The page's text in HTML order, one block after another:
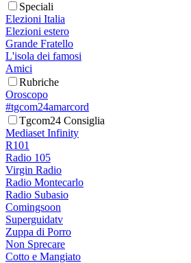
Speciali
Elezioni Italia
Elezioni estero
Grande Fratello
L'isola dei famosi
Amici
Rubriche
Oroscopo
#tgcom24amarcord
Tgcom24 Consiglia
Mediaset Infinity
R101
Radio 105
Virgin Radio
Radio Montecarlo
Radio Subasio
Comingsoon
Superguidatv
Zuppa di Porro
Non Sprecare
Cotto e Mangiato